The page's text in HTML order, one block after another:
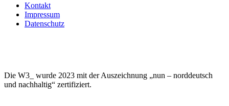
Kontakt
Impressum
Datenschutz
Die W3_ wurde 2023 mit der Auszeichnung „nun – norddeutsch
und nachhaltig“ zertifiziert.